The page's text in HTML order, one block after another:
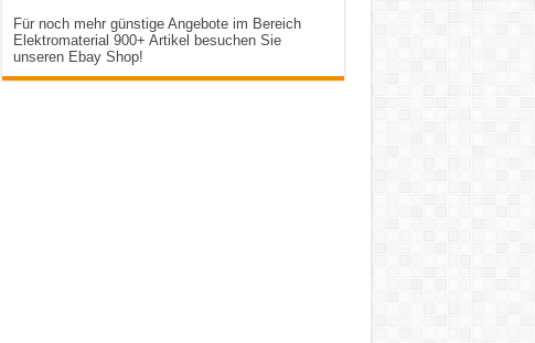
Für noch mehr günstige Angebote im Bereich
Elektromaterial 900+ Artikel besuchen Sie
unseren Ebay Shop!